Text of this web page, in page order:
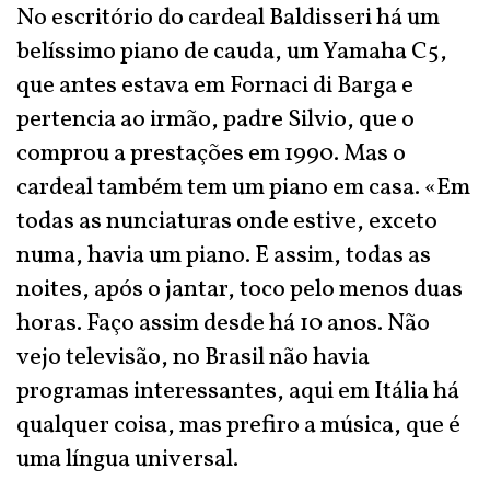
No escritório do cardeal Baldisseri há um
belíssimo piano de cauda, um Yamaha C5,
que antes estava em Fornaci di Barga e
pertencia ao irmão, padre Silvio, que o
comprou a prestações em 1990. Mas o
cardeal também tem um piano em casa. «Em
todas as nunciaturas onde estive, exceto
numa, havia um piano. E assim, todas as
noites, após o jantar, toco pelo menos duas
horas. Faço assim desde há 10 anos. Não
vejo televisão, no Brasil não havia
programas interessantes, aqui em Itália há
qualquer coisa, mas prefiro a música, que é
uma língua universal.